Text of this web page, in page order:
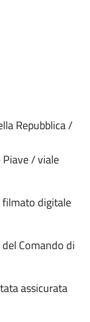
Repubblica /
/ viale
filmato digitale
Comando di
assicurata